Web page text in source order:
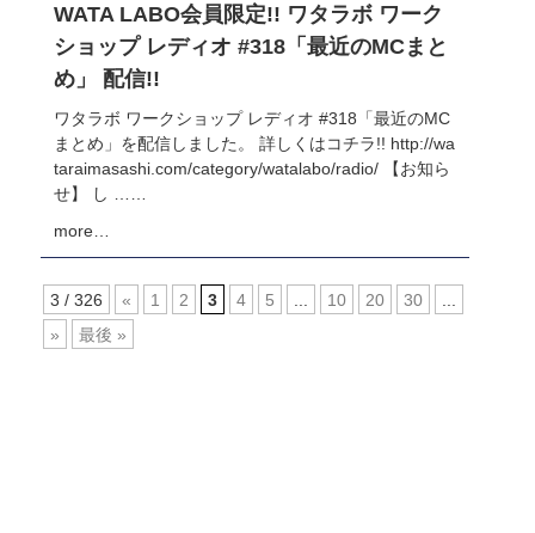
WATA LABO会員限定!! ワタラボ ワーク
ショップ レディオ #318「最近のMCまと
め」 配信!!
ワタラボ ワークショップ レディオ #318「最近のMC
まとめ」を配信しました。 詳しくはコチラ!! http://wa
taraimasashi.com/category/watalabo/radio/ 【お知ら
せ】 し ……
more…
3 / 326 « 1 2 3 4 5 10 20 30
»
最後 »